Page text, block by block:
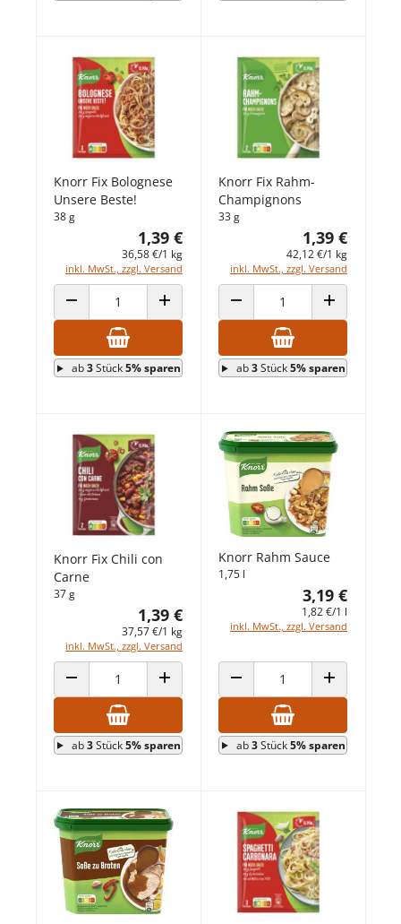
Knorr Fix Bolognese
Unsere Beste!
38 g
1,39 €
36,58 €/1 kg
inkl. MwSt., zzgl. Versand
ANZAHL VERRINGERNANZAHL ERHÖHEN
ab3Stück5% sparen
Knorr Fix Rahm-
Champignons
33 g
1,39 €
42,12 €/1 kg
inkl. MwSt., zzgl. Versand
ANZAHL VERRINGERNANZAHL
ab3Stück5% sparen
Knorr Fix Chili con
Carne
37 g
1,39 €
37,57 €/1 kg
inkl. MwSt., zzgl. Versand
ANZAHL VERRINGERNANZAHL ERHÖHEN
ab3Stück5% sparen
Knorr Rahm Sauce
1,75 l
3,19 €
1,82 €/1 l
inkl. MwSt., zzgl. Versand
ANZAHL VERRINGERNANZAHL
ab3Stück5% sparen